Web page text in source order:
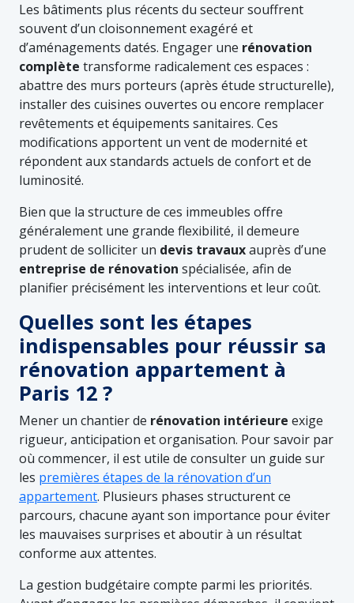
Les bâtiments plus récents du secteur souffrent
souvent d’un cloisonnement exagéré et
d’aménagements datés. Engager une rénovation
complète transforme radicalement ces espaces :
abattre des murs porteurs (après étude structurelle),
installer des cuisines ouvertes ou encore remplacer
revêtements et équipements sanitaires. Ces
modifications apportent un vent de modernité et
répondent aux standards actuels de confort et de
luminosité.
Bien que la structure de ces immeubles offre
généralement une grande flexibilité, il demeure
prudent de solliciter un devis travauxauprès d’une
entreprise de rénovation spécialisée, afin de
planifier précisément les interventions et leur coût.
Quelles sont les étapes
indispensables pour réussir sa
rénovation appartement à
Paris 12 ?
Mener un chantier de rénovation intérieure exige
rigueur, anticipation et organisation. Pour savoir par
où commencer, il est utile de consulter un guide sur
les premières étapes de la rénovation d’un
appartement. Plusieurs phases structurent ce
parcours, chacune ayant son importance pour éviter
les mauvaises surprises et aboutir à un résultat
conforme aux attentes.
La gestion budgétaire compte parmi les priorités.